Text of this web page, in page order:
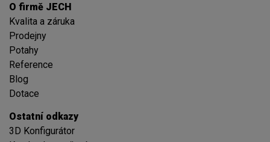
O firmě JECH
Kvalita a záruka
Prodejny
Potahy
Reference
Blog
Dotace
Ostatní odkazy
3D Konfigurátor